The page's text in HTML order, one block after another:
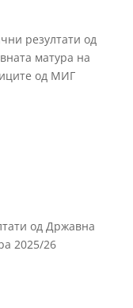
резултати од
матура на
од МИГ
од Државна
2025/26